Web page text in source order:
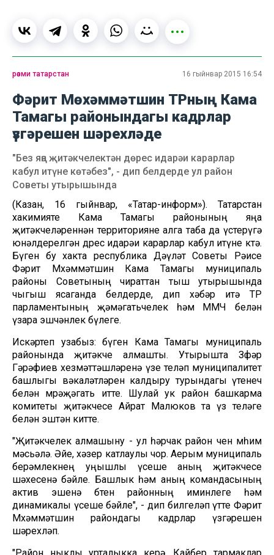
рәсми татарстан 16 гыйнвар 2015 16:54
Фәрит Мөхәммәтшин ТРның Кама
Тамагы районындагы кадрлар
үзгәрешен шәрехләде
"Без яңа җитәкчелектән дөрес идарәи карарлар
кабул итүне көтәбез", - дип белдерде ул район
Советы утырышында
(Казан, 16 гыйнвар, «Татар-информ»). Татарстан
хакимияте Кама Тамагы районының яңа
җитәкчеләреннән территорияне алга таба да үстерүгә
юнәлдерелгән дөрес идарәи карарлар кабул итүне көтә.
Бүген бу хакта республика Дәүләт Советы Рәисе
Фәрит Мөхәммәтшин Кама Тамагы муниципаль
районы Советының чираттан тыш утырышында
чыгыш ясаганда белдерде, дип хәбәр итә ТР
парламентының җәмәгатьчелек һәм ММЧ белән
үзара эшчәнлек бүлеге.
Искәртеп узабыз: бүген Кама Тамагы муниципаль
районында җитәкче алмашты. Утырышта Зөфәр
Гәрәфиев хезмәттәшләренә үзе теләп муниципалитет
башлыгы вәкаләтләрен калдыру турындагы үтенеч
белән мөрәҗәгать итте. Шулай ук район башкарма
комитеты җитәкчесе Айрат Малюков та үз теләге
белән эштән китте.
"Җитәкчелек алмашыну - ул һәрчак район өчен мөһим
мәсьәлә. Әйе, хәзер катлаулы чор. Аерым муниципаль
берәмлекнең уңышлы үсеше аның җитәкчесе
шәхесенә бәйле. Башлык һәм аның командасының
актив эшенә бөтен районның иминлеге һәм
динамикалы үсеше бәйле", - дип билгеләп үтте Фәрит
Мөхәммәтшин райондагы кадрлар үзгәрешен
шәрехләп.